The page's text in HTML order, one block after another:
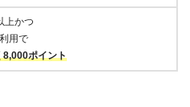
上かつ
用で
8,000ポイント